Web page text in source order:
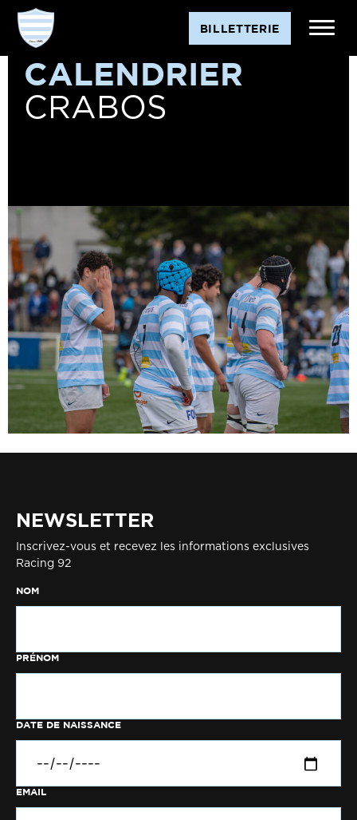
BILLETTERIE
CALENDRIER
CRABOS
NEWSLETTER
Inscrivez-vous et recevez les informations exclusives
Racing 92
NOM
PRÉNOM
DATE DE NAISSANCE
EMAIL